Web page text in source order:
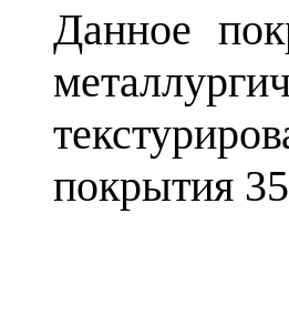
Данное
покрытия